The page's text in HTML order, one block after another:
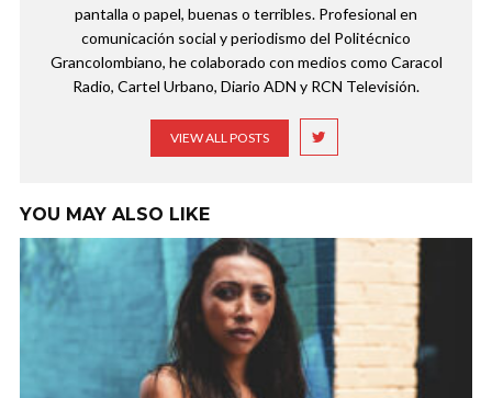
pantalla o papel, buenas o terribles. Profesional en
comunicación social y periodismo del Politécnico
Grancolombiano, he colaborado con medios como Caracol
Radio, Cartel Urbano, Diario ADN y RCN Televisión.
VIEW ALL POSTS
YOU MAY ALSO LIKE